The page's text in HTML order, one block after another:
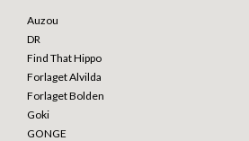
Auzou
DR
Find That Hippo
Forlaget Alvilda
Forlaget Bolden
Goki
GONGE